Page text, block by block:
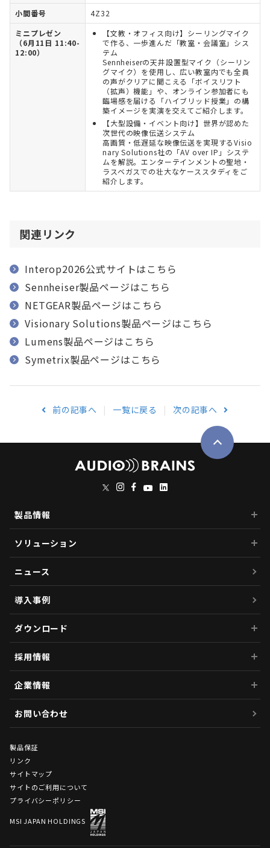
小間番号
4Z32
ミニプレゼン
（6月11日 11:40-
12:00）
【文教・オフィス向け】シーリングマイク
で作る、一歩進んだ「教室・会議室」シス
テム
Sennheiserの天井設置型マイク（シーリン
グマイク）を使用し、広い教室内でも全員
の声がクリアに聞こえる「ボイスリフト
（拡声）機能」や、オンライン参加者にも
臨場感を届ける「ハイブリッド授業」の構
築イメージを実演を交えてご紹介します。
【大型設備・イベント向け】世界が認めた
次世代の映像伝送システム
高画質・低遅延な映像伝送を実現するVisio
nary Solutions社の「AV over IP」システ
ムを解説。エンターテインメントの聖地・
ラスベガスでの壮大なケーススタディをご
紹介します。
関連リンク
Interop2026公式サイトはこちら
Sennheiser製品ページはこちら
NETGEAR製品ページはこちら
Visionary Solutions製品ページはこちら
Lumens製品ページはこちら
Symetrix製品ページはこちら
前の記事へ 一覧に戻る 次の記事へ
製品情報
ソリューション
ニュース
導入事例
ダウンロード
採用情報
企業情報
お問い合わせ
製品保証
リンク
サイトマップ
サイトのご利用について
プライバシーポリシー
MSI JAPAN HOLDINGS